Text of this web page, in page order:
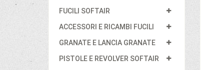
FUCILI SOFTAIR
ACCESSORI E RICAMBI FUCILI
GRANATE E LANCIA GRANATE
PISTOLE E REVOLVER SOFTAIR